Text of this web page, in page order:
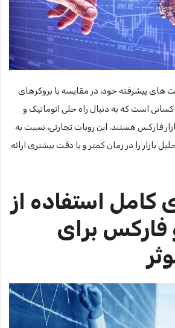
های پیشرفته خود، در مقایسه با بروکرهای
کسانی است که به دنبال راه حلی اتوماتیک و
فارکس هستند. این روبات تجارتی، نسبت به
بازار را در زمان کمتر و با دقت بیشتری ارائه
کامل استفاده از
فارکس برای